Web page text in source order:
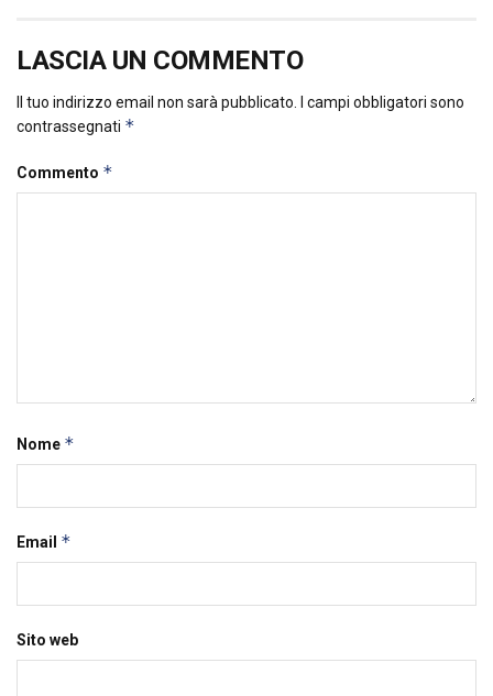
LASCIA UN COMMENTO
Il tuo indirizzo email non sarà pubblicato.
I campi obbligatori sono
contrassegnati *
Commento *
Nome *
Email *
Sito web